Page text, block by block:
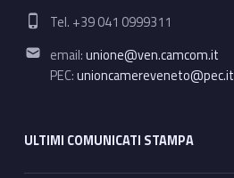
Phone number:
Tel. +39 041 0999311
Email address:
email:unione@ven.camcom.it
PEC:unioncamereveneto@pec.it
ULTIMI COMUNICATI STAMPA